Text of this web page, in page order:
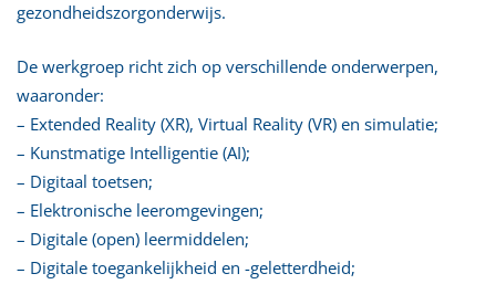
gezondheidszorgonderwijs.
De werkgroep richt zich op verschillende onderwerpen,
waaronder:
– Extended Reality (XR), Virtual Reality (VR) en simulatie;
– Kunstmatige Intelligentie (AI);
– Digitaal toetsen;
– Elektronische leeromgevingen;
– Digitale (open) leermiddelen;
– Digitale toegankelijkheid en -geletterdheid;